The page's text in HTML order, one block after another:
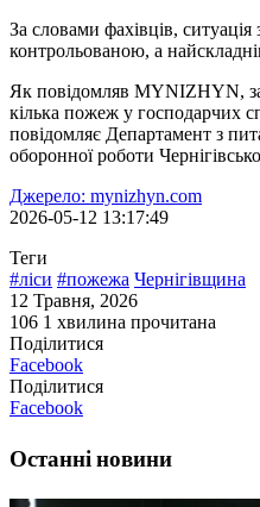
За словами фахівців,
контрольованою, а
Як повідомляв MYNIZHYN,
кілька пожеж у господарчих
повідомляє Департамент з
оборонної роботи
Джерело: mynizhyn.com
2026-05-12 13:17:49
Теги
#ліси #пожежа Чернігівщина
12 Травня, 2026
106 1 хвилина прочитана
Поділитися
Facebook
Поділитися
Facebook
Останні новини